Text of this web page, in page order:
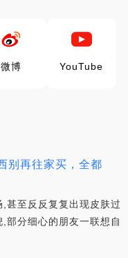
微博 YouTube
别再往家买，全都
甚至反反复复出现皮肤过
部分细心的朋友一联想自